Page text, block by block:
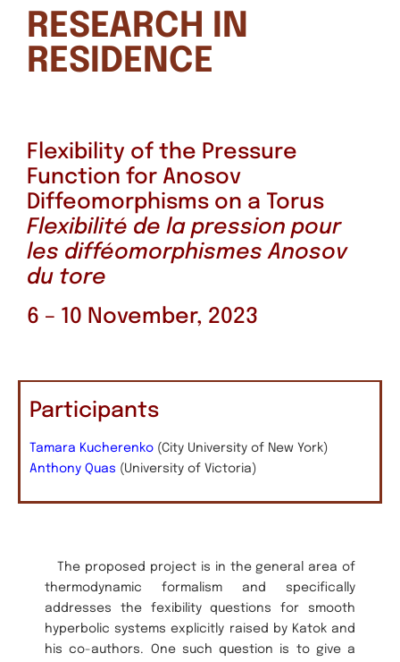
RESEARCH IN
RESIDENCE
Flexibility of the Pressure
Function for Anosov
Diffeomorphisms on a Torus
Flexibilité de la pression pour
les difféomorphismes Anosov
du tore
6 – 10 November, 2023
Participants
Tamara Kucherenko (City University of New York)
Anthony Quas (University of Victoria)
The proposed project is in the general area of
thermodynamic formalism and specifically
addresses the fexibility questions for smooth
hyperbolic systems explicitly raised by Katok and
his co-authors. One such question is to give a